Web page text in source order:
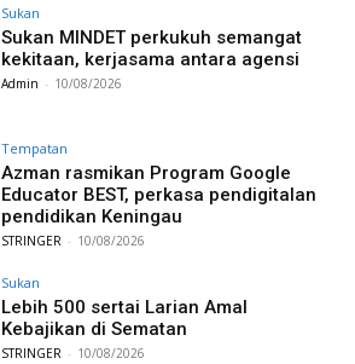
Sukan
Sukan MINDET perkukuh semangat
kekitaan, kerjasama antara agensi
Admin - 10/08/2026
Tempatan
Azman rasmikan Program Google
Educator BEST, perkasa pendigitalan
pendidikan Keningau
STRINGER - 10/08/2026
Sukan
Lebih 500 sertai Larian Amal
Kebajikan di Sematan
STRINGER - 10/08/2026